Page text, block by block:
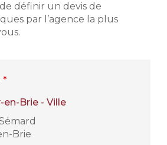
définir un devis de
par l’agence la plus
*
en-Brie - Ville
Brie